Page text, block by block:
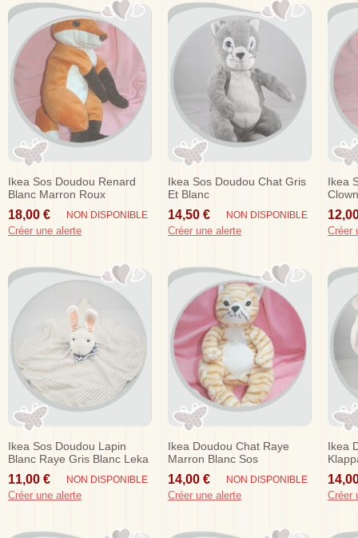
Ikea Sos Doudou Renard
Blanc Marron Roux
Vandring Rav
18,00 € NON DISPONIBLE
Créer une alerte
Ikea Sos Doudou Chat Gris
Et Blanc
14,50 € NON DISPONIBLE
Créer une alerte
Ikea
Créer
Ikea Sos Doudou Lapin
Blanc Raye Gris Blanc Leka
11,00 € NON DISPONIBLE
Créer une alerte
Ikea Doudou Chat Raye
Marron Blanc Sos
14,00 € NON DISPONIBLE
Créer une alerte
Ikea
Créer